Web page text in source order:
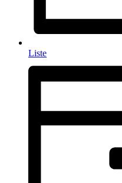
Liste